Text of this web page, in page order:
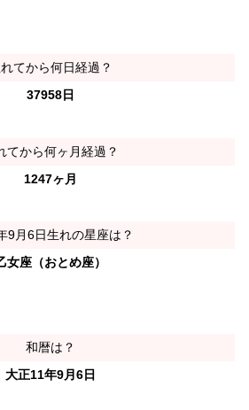
てから何日経過？
37958日
てから何ヶ月経過？
1247ヶ月
9月6日生れの星座は？
女座（おとめ座）
和暦は？
大正11年9月6日